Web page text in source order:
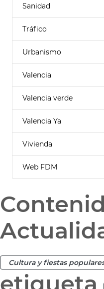
Sanidad
Tráfico
Urbanismo
Valencia
Valencia verde
Valencia Ya
Vivienda
Web FDM
Cultura y fiestas
etiqueta